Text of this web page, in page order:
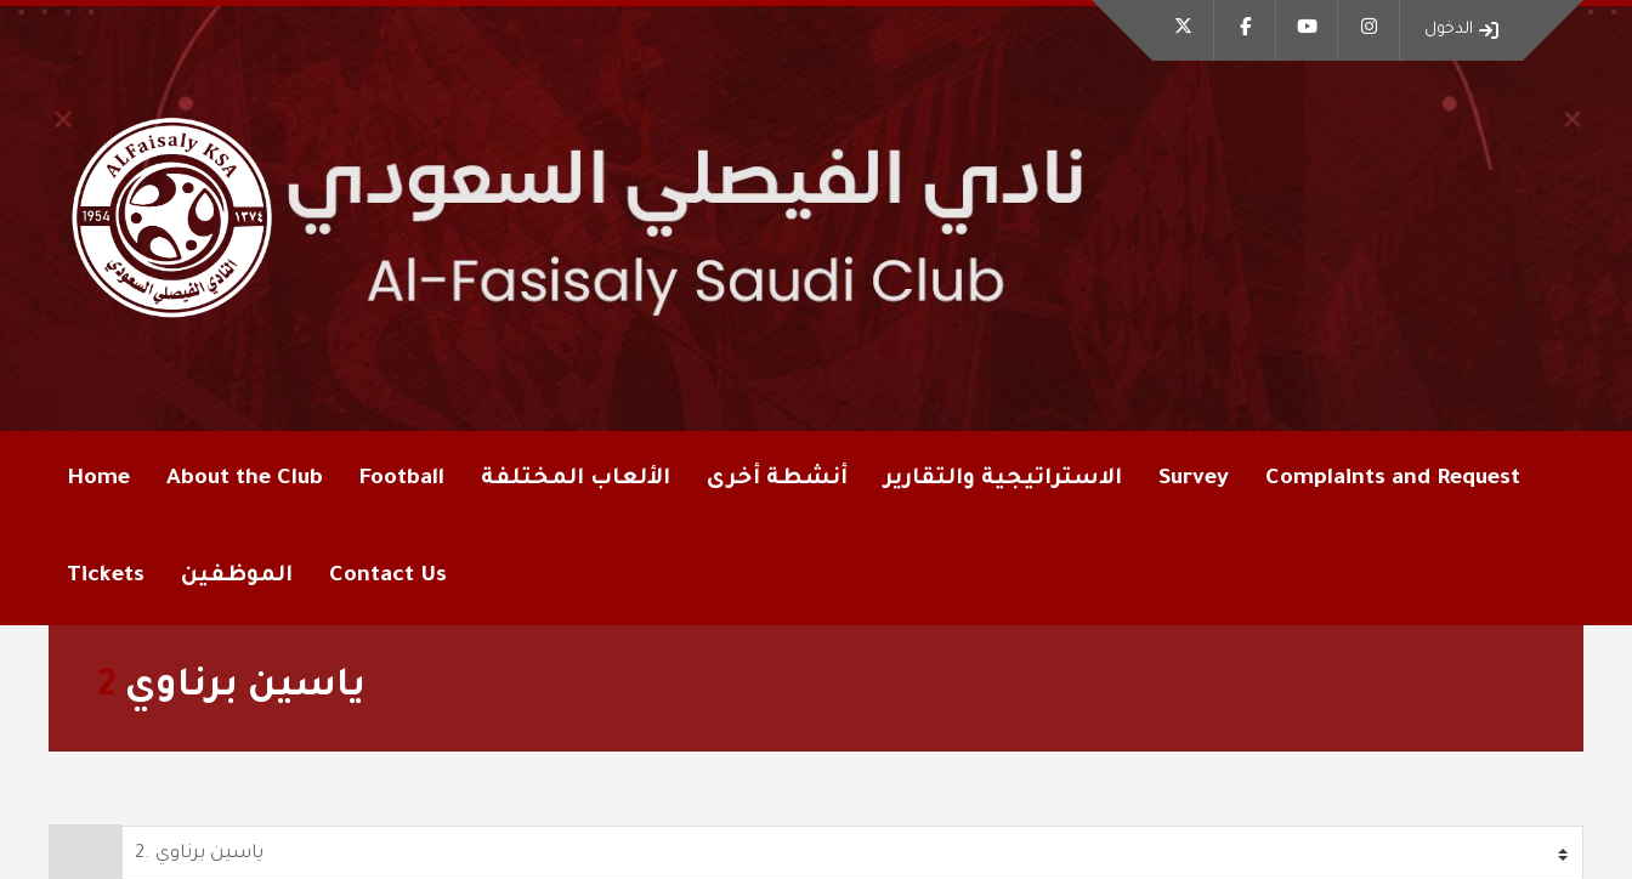
الدخول
Home About the Club Football الألعاب المختلفة أنشطة أخرى الاستراتيجية والتقارير Survey Complaints and Request
Tickets الموظفين Contact Us
2 ياسين برناوي